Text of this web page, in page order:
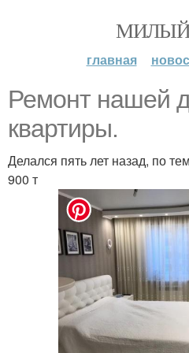
главная
Ремонт нашей
квартиры.
Делался пять лет назад, по
900 т